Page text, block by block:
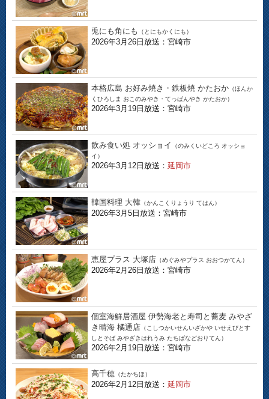
兎にも角にも （とにもかくにも）
2026年3月26日放送：宮崎市
本格広島 お好み焼き・鉄板焼 かたおか （ほんか
くひろしま おこのみやき・てっぱんやき かたおか）
2026年3月19日放送：宮崎市
飲み食い処 オッショイ
（のみくいどころ オッショ
イ）
2026年3月12日放送： 延岡市
韓国料理 大韓 （かんこくりょうり てはん）
2026年3月5日放送：宮崎市
恵屋プラス 大塚店 （めぐみやプラス おおつかてん）
2026年2月26日放送：宮崎市
個室海鮮居酒屋 伊勢海老と寿司と蕎麦 みやざ
き晴海 橘通店 （こしつかいせんいざかや いせえびとす
しとそば みやざきはれうみ たちばなどおりてん）
2026年2月19日放送：宮崎市
高千穂 （たかちほ）
2026年2月12日放送： 延岡市